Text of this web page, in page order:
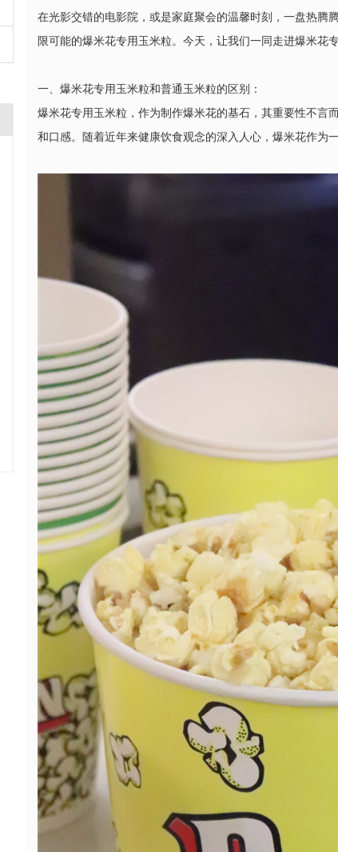
在光影交错的电影院，或是家庭聚会的温馨时刻，一盘热腾
限可能的爆米花专用玉米粒。今天，让我们一同走进爆米花
一、爆米花专用玉米粒和普通玉米粒的区别：
爆米花专用玉米粒，作为制作爆米花的基石，其重要性不言
和口感。随着近年来健康饮食观念的深入人心，爆米花作为